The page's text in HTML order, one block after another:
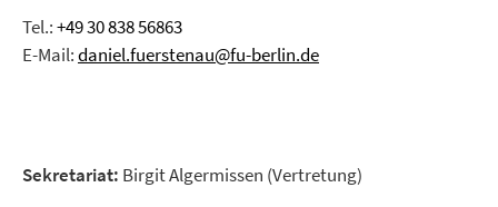
Tel.:+49 30 838 56863
E-Mail:daniel.fuerstenau@fu-berlin.de
Sekretariat: Birgit Algermissen (Vertretung)